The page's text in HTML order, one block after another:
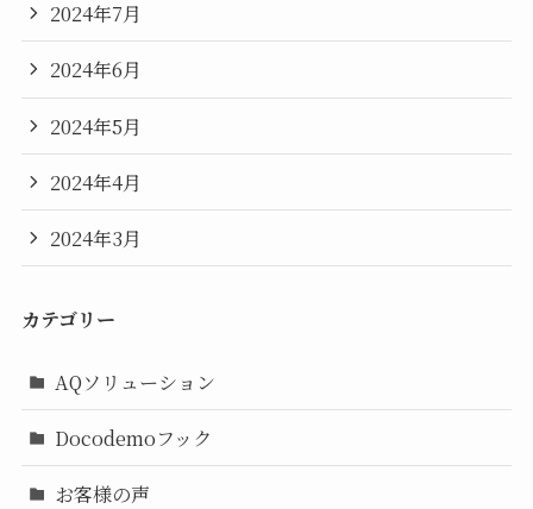
2024年7月
2024年6月
2024年5月
2024年4月
2024年3月
カテゴリー
AQソリューション
Docodemoフック
お客様の声